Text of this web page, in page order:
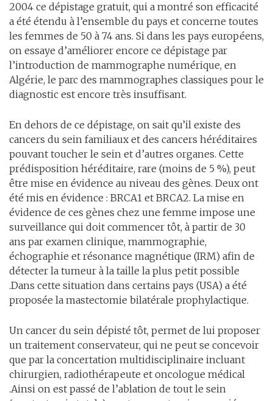
2004 ce dépistage gratuit, qui a montré son efficacité
a été étendu à l’ensemble du pays et concerne toutes
les femmes de 50 à 74 ans. Si dans les pays européens,
on essaye d’améliorer encore ce dépistage par
l’introduction de mammographe numérique, en
Algérie, le parc des mammographes classiques pour le
diagnostic est encore très insuffisant.
En dehors de ce dépistage, on sait qu’il existe des
cancers du sein familiaux et des cancers héréditaires
pouvant toucher le sein et d’autres organes. Cette
prédisposition héréditaire, rare (moins de 5 %), peut
être mise en évidence au niveau des gènes. Deux ont
été mis en évidence : BRCA1 et BRCA2. La mise en
évidence de ces gènes chez une femme impose une
surveillance qui doit commencer tôt, à partir de 30
ans par examen clinique, mammographie,
échographie et résonance magnétique (IRM) afin de
détecter la tumeur à la taille la plus petit possible
.Dans cette situation dans certains pays (USA) a été
proposée la mastectomie bilatérale prophylactique.
Un cancer du sein dépisté tôt, permet de lui proposer
un traitement conservateur, qui ne peut se concevoir
que par la concertation multidisciplinaire incluant
chirurgien, radiothérapeute et oncologue médical
.Ainsi on est passé de l’ablation de tout le sein